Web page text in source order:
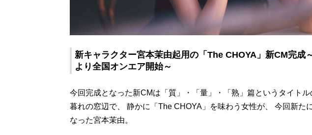
新キャラクター宮本茉由起用の「The CHOYA」新CM完成
より全国オンエア開始～
今回完成となった新CMは「質」・「量」・「熟」篇というタイト
暮れの窓辺で、 静かに「The CHOYA」を味わう女性が、 今回新た
なった宮本茉由。